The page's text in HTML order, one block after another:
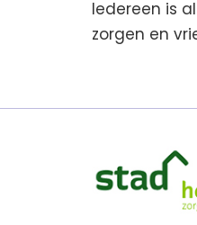
Iedereen is
zorgen en